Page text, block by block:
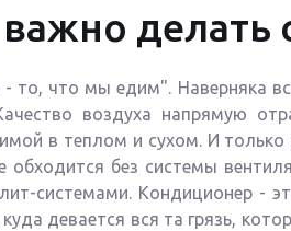
делать
то, что мы едим". Наверняка
воздуха напрямую
в теплом и сухом. И
без системы
системами. Кондиционер -
девается вся та грязь,